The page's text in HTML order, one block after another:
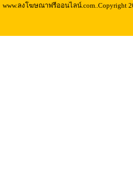
www.ลงโฆษณาฟรีออนไลน์.com..Copyright